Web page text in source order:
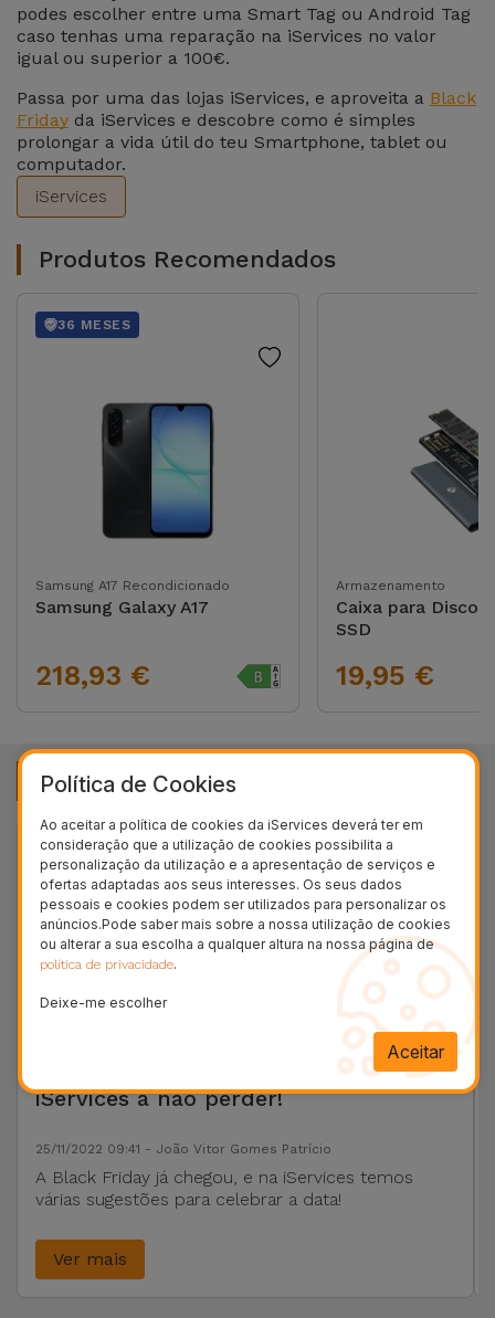
Outras
Ver
tudo
Correntes
para
Telemóvel
Gadgets
Higiene
e Casa
Carteiras,
Malas
e Acessórios
Mobilidade,
Acessórios
de
Acessórios
Tablet
Ver
tudo
podes escolher entre uma Smart Tag ou Android Tag
caso tenhas uma reparação na iServices no valor
igual ou superior a 100€.
Passa por uma das lojas iServices, e aproveita a Black
Friday da iServices e descobre como é simples
prolongar a vida útil do teu Smartphone, tablet ou
computador.
iServices
Produtos Recomendados
36 MESES
Samsung A17 Recondicionado
Samsung Galaxy A17
218,93 €
Armazenamento
Caixa para Disco
SSD
19,95 €
Outros Artigos
Black Friday 2022: 4 produtos
iServices a não perder!
25/11/2022 09:41 - João Vitor Gomes Patrício
A Black Friday já chegou, e na iServices temos
várias sugestões para celebrar a data!
Ver mais
Política de Cookies
Ao aceitar a política de cookies da iServices deverá ter em
consideração que a utilização de cookies possibilita a
personalização da utilização e a apresentação de serviços e
ofertas adaptadas aos seus interesses. Os seus dados
pessoais e cookies podem ser utilizados para personalizar os
anúncios.Pode saber mais sobre a nossa utilização de cookies
ou alterar a sua escolha a qualquer altura na nossa página de
política de privacidade.
Deixe-me escolher
Aceitar